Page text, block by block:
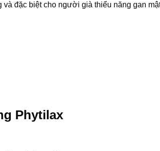
đặc biệt cho người già thiểu năng gan
Phytilax